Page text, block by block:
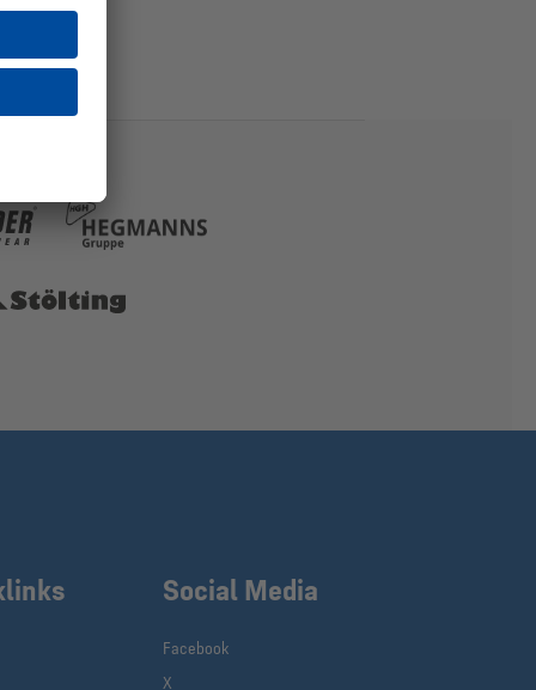
Social Media
Facebook
X